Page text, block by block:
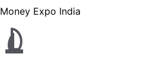
Money Expo India